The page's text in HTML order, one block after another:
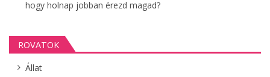
hogy holnap jobban érezd magad?
ROVATOK
Állat